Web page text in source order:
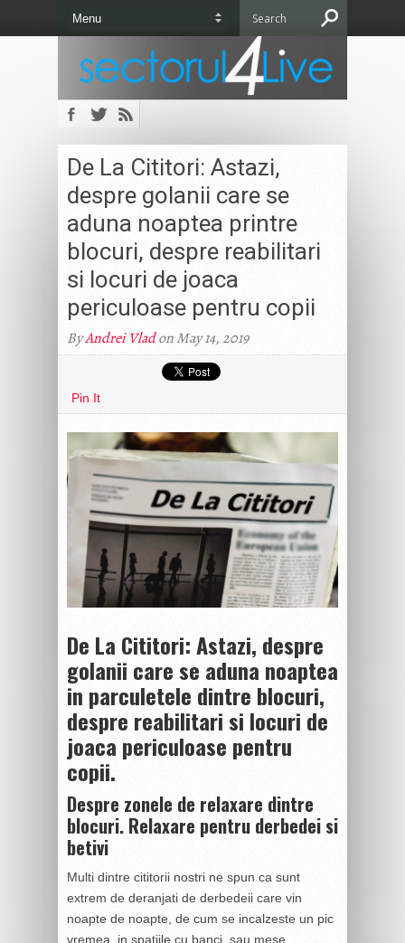
De La Cititori: Astazi,
despre golanii care se
aduna noaptea printre
blocuri, despre reabilitari
si locuri de joaca
periculoase pentru copii
ByAndrei Vladon May 14, 2019
Pin It
De La Cititori: Astazi, despre
golanii care se aduna noaptea
in parculetele dintre blocuri,
despre reabilitari si locuri de
joaca periculoase pentru
copii.
Despre zonele de relaxare dintre
blocuri. Relaxare pentru derbedei si
betivi
Multi dintre cititorii nostri ne spun ca sunt
extrem de deranjati de derbedeii care vin
noapte de noapte, de cum se incalzeste un pic
vremea, in spatiile cu banci sau mese